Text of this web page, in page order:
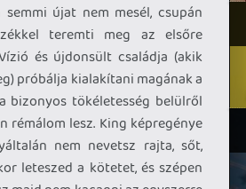
újat nem mesél, csupán
teremti meg az elsőre
és újdonsült családja (akik
próbálja kialakítani magának a
bizonyos tökéletesség belülről
lesz. King képregénye
nem nevetsz rajta, sőt,
leteszed a kötetet, és szépen